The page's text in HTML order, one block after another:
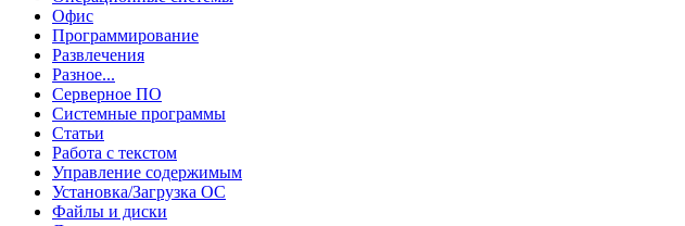
Офис
Программирование
Развлечения
Разное...
Серверное ПО
Системные программы
Статьи
Работа с текстом
Управление содержимым
Установка/Загрузка ОС
Файлы и диски